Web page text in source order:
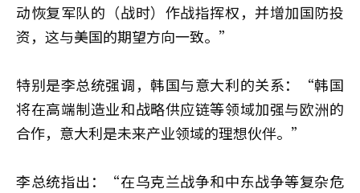
动恢复军队的（战时）作战指挥权，并增加国防投
资，这与美国的期望方向一致。”
特别是李总统强调，韩国与意大利的关系：“韩国
将在高端制造业和战略供应链等领域加强与欧洲的
合作，意大利是未来产业领域的理想伙伴。”
李总统指出：“在乌克兰战争和中东战争等复杂危